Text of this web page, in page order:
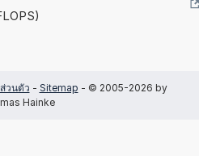
วนตัว - Sitemap - © 2005-2026 by
Hainke